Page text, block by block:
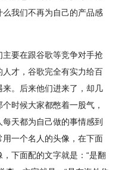
我们不再为自己的产品感
要在跟谷歌等竞争对手抢
才，谷歌完全有实力给百
。后来他们进来了，却几
时候大家都憋着一股气，
天都为自己做的事情感到
一个名人的头像，在下面
下面配的文字就是：“是翻